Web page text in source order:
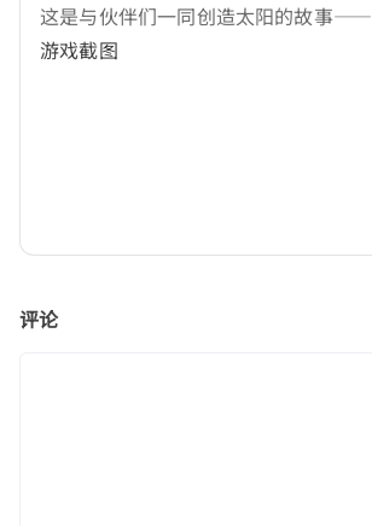
这是与伙伴们一同创造太阳的故事——
游戏截图
评论